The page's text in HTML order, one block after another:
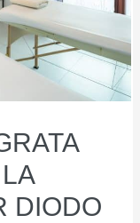
DIODO